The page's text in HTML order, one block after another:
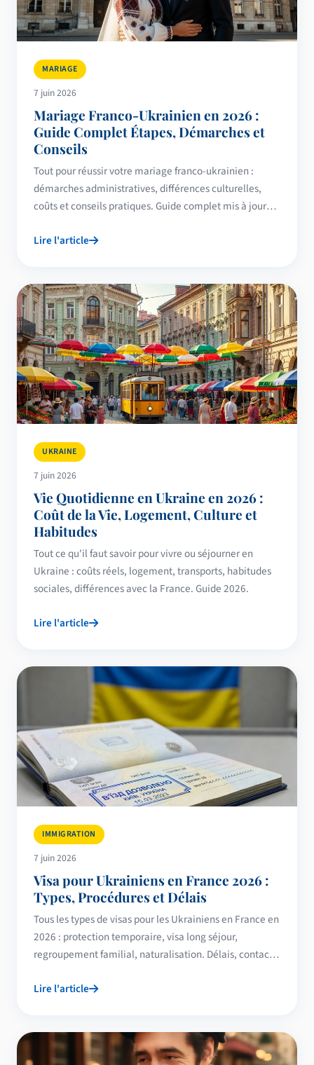
MARIAGE
7 juin 2026
Mariage Franco-Ukrainien en 2026 :
Guide Complet Étapes, Démarches et
Conseils
Tout pour réussir votre mariage franco-ukrainien :
démarches administratives, différences culturelles,
coûts et conseils pratiques. Guide complet mis à jour
Lire l'article
UKRAINE
7 juin 2026
Vie Quotidienne en Ukraine en 2026 :
Coût de la Vie, Logement, Culture et
Habitudes
Tout ce qu'il faut savoir pour vivre ou séjourner en
Ukraine : coûts réels, logement, transports, habitudes
sociales, différences avec la France. Guide 2026.
Lire l'article
IMMIGRATION
7 juin 2026
Visa pour Ukrainiens en France 2026 :
Types, Procédures et Délais
Tous les types de visas pour les Ukrainiens en France en
2026 : protection temporaire, visa long séjour,
regroupement familial, naturalisation. Délais, contacts
Lire l'article